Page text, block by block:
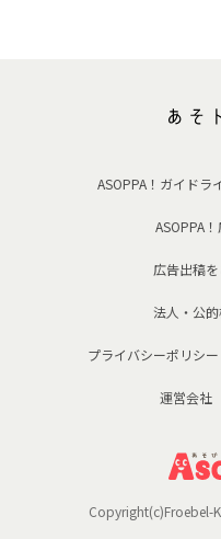
ASOPPA！ガイドラ
ASOPPA
広告出稿
法人・公
プライバシーポリシー
運営会社
Copyright(c)Froebel-